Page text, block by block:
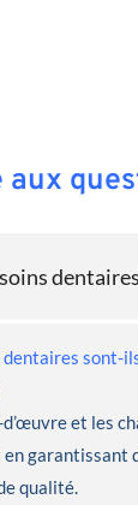
aux
dentaires
dentaires sont-
et les
garantissant
qualité.